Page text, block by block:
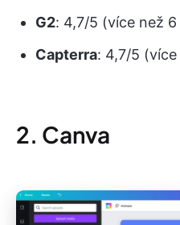
G2: 4,7/5 (více než
Capterra: 4,7/5
2. Canva